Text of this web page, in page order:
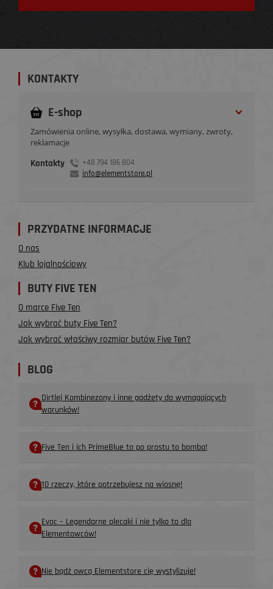
KONTAKTY
E-shop
Zamówienia online, wysyłka, dostawa, wymiany, zwroty,
reklamacje
Kontakty
+48 794 186 804
info@elementstore.pl
PRZYDATNE INFORMACJE
O nas
Klub lojalnościowy
BUTY FIVE TEN
O marce Five Ten
Jak wybrać buty Five Ten?
Jak wybrać właściwy rozmiar butów Five Ten?
BLOG
Dirtlej Kombinezony i inne gadżety do wymagających
warunków!
Five Ten i ich PrimeBlue to po prostu to bomba!
10 rzeczy, które potrzebujesz na wiosnę!
Evoc – Legendarne plecaki i nie tylko to dla
Elementowców!
Nie bądź owcą Elementstore cię wystylizuje!